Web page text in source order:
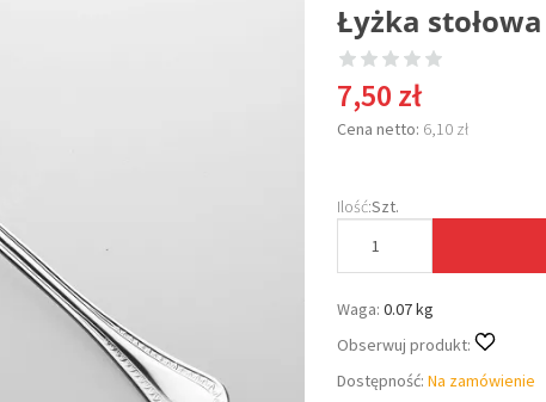
Łyżka
7,50 zł
Cena netto: 6,10 zł
Ilość:Szt.
Waga: 0.07 kg
Obserwuj produkt:
Dostępność: Na zamówienie